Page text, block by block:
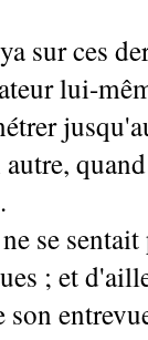
sur ces
lui-
se sentait
; et